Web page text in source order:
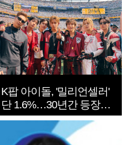
K팝 아이돌, '밀리언셀러'
단 1.6%…30년간 등장
1182개팀 전수조사